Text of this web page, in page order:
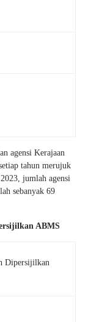
agensi Kerajaan
tahun merujuk
jumlah agensi
sebanyak 69
ABMS
Dipersijilkan